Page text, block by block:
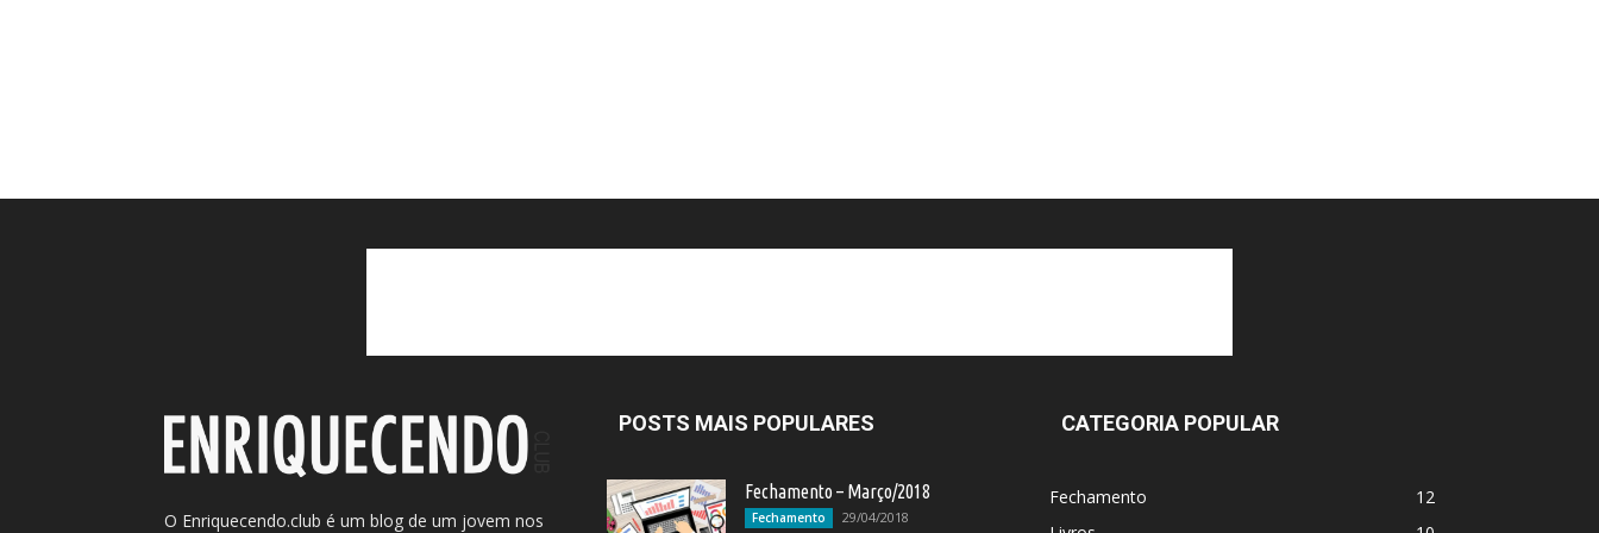
O Enriquecendo.club é um blog de um jovem nos
POSTS MAIS POPULARES
Fechamento – Março/2018
Fechamento 29/04/2018
CATEGORIA POPULAR
Fechamento
12